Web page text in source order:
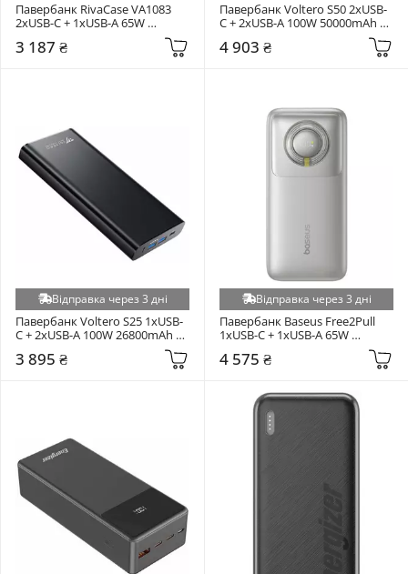
Павербанк RivaCase VA1083
2xUSB-C + 1xUSB-A 65W
3 187 ₴
Павербанк Voltero S50 2xUSB-
C + 2xUSB-A 100W 50000mAh
4 903 ₴
Відправка через 3 дні
Павербанк Voltero S25 1xUSB-
C + 2xUSB-A 100W 26800mAh
3 895 ₴
Відправка через 3 дні
Павербанк Baseus Free2Pull
1xUSB-C + 1xUSB-A 65W
(P10073700843-00)
4 575 ₴